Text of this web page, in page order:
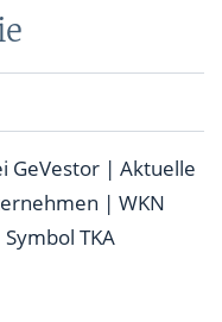
GeVestor | Aktuelle
| WKN
TKA